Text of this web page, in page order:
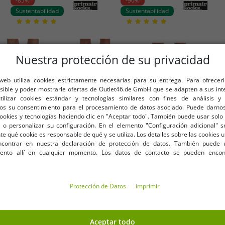
Sustentabilidad
Tallas disponibles
3 pares de calcetines
sostenibles calcetines de
algodón calcetines largos de
PVP:19,99 €* 3,04 €
Sustentabilidad
Tallas disponibles
3 pares de calcetines
sostenibles calcetines de
algodón calcetines largos de
PVP:19,99 €* 2,02 €
Nuestra protección de su privacidad
utiliza cookies estrictamente necesarias para su entrega. Para
y poder mostrarle ofertas de Outlet46.de GmbH que se adapten a sus
cookies estándar y tecnologías similares con fines de análisis y
su consentimiento para el procesamiento de datos asociado. Puede
y tecnologías haciendo clic en "Aceptar todo". También puede usar solo
o personalizar su configuración. En el elemento "Configuración adicional"
qué cookie es responsable de qué y se utiliza. Los detalles sobre las cookies
en nuestra declaración de protección de datos. También puede
allí en cualquier momento. Los datos de contacto se pueden
Protección de Datos imprimir
Aceptar todo